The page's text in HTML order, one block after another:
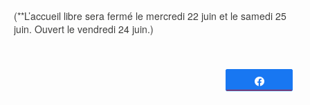
(**L’accueil libre sera fermé le mercredi 22 juin et le samedi 25
juin. Ouvert le vendredi 24 juin.)